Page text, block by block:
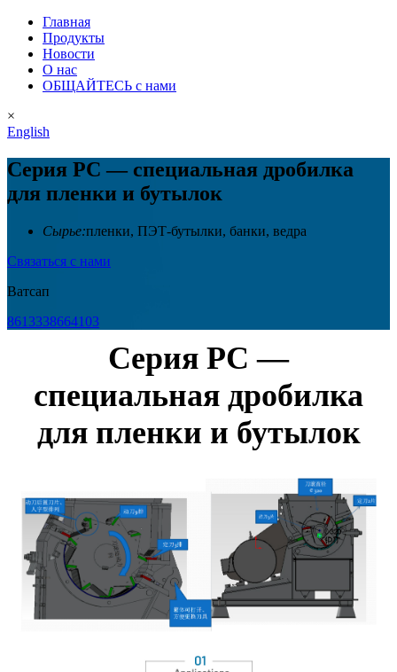
Главная
Продукты
Новости
О нас
ОБЩАЙТЕСЬ с нами
×
English
Серия PC — специальная дробилка
для пленки и бутылок
Сырье:пленки, ПЭТ-бутылки, банки, ведра
Связаться с нами
Ватсап
8613338664103
Серия PC —
специальная дробилка
для пленки и бутылок